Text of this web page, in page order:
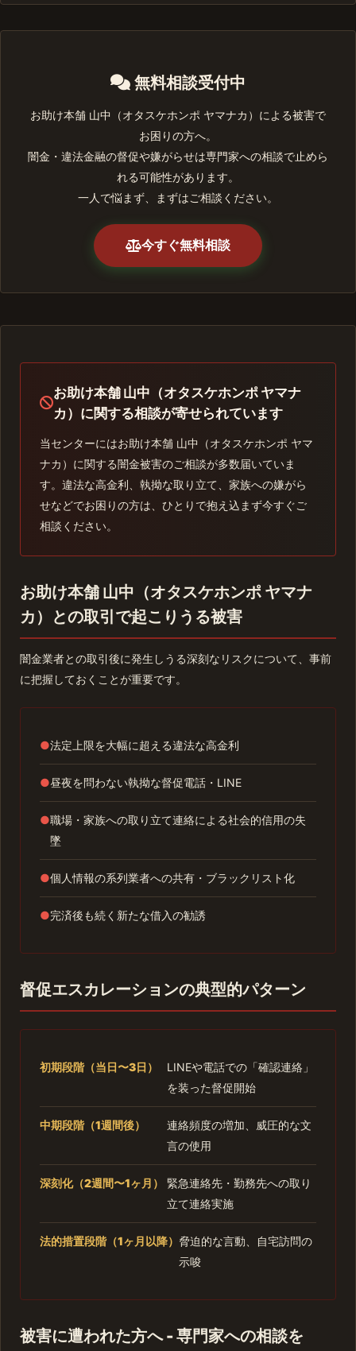
無料相談受付中
お助け本舗 山中（オタスケホンポ ヤマナカ）による被害で
お困りの方へ。
闇金・違法金融の督促や嫌がらせは専門家への相談で止めら
れる可能性があります。
一人で悩まず、まずはご相談ください。
今すぐ無料相談
お助け本舗 山中（オタスケホンポ ヤマナ
カ）に関する相談が寄せられています
当センターにはお助け本舗 山中（オタスケホンポ ヤマ
ナカ）に関する闇金被害のご相談が多数届いていま
す。違法な高金利、執拗な取り立て、家族への嫌がら
せなどでお困りの方は、ひとりで抱え込まず今すぐご
相談ください。
お助け本舗 山中（オタスケホンポ ヤマナ
カ）との取引で起こりうる被害
闇金業者との取引後に発生しうる深刻なリスクについて、事前
に把握しておくことが重要です。
●法定上限を大幅に超える違法な高金利
●昼夜を問わない執拗な督促電話・LINE
●職場・家族への取り立て連絡による社会的信用の失
墜
●個人情報の系列業者への共有・ブラックリスト化
●完済後も続く新たな借入の勧誘
督促エスカレーションの典型的パターン
初期段階（当日〜3日）
LINEや電話での「確認連絡」
を装った督促開始
中期段階（1週間後）
連絡頻度の増加、威圧的な文
言の使用
深刻化（2週間〜1ヶ月）
緊急連絡先・勤務先への取り
立て連絡実施
法的措置段階（1ヶ月以降） 脅迫的な言動、自宅訪問の
示唆
被害に遭われた方へ - 専門家への相談を